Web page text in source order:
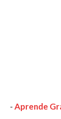
-Aprende